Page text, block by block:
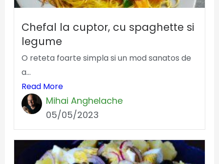
Chefal la cuptor, cu spaghette si
legume
O reteta foarte simpla si un mod sanatos de
a...
Read More
Mihai Anghelache
05/05/2023